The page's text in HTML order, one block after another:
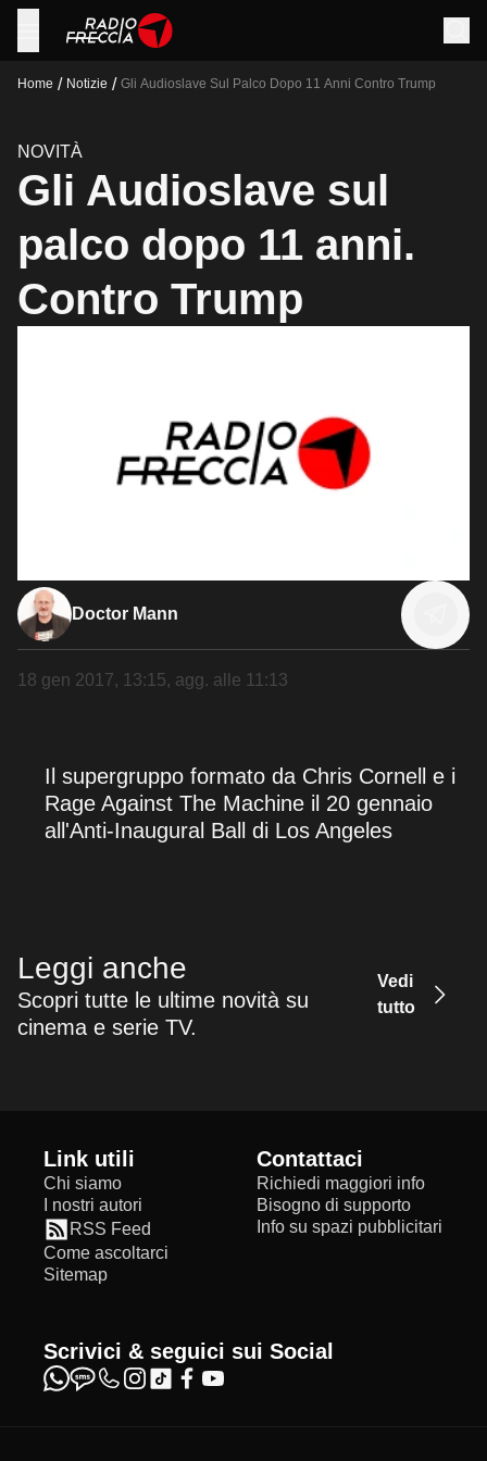
Home / Notizie / Gli Audioslave Sul Palco Dopo 11 Anni Contro Trump
NOVITÀ
Gli Audioslave sul
palco dopo 11 anni.
Contro Trump
Doctor Mann
18 gen 2017, 13:15, agg. alle 11:13
Il supergruppo formato da Chris Cornell e i
Rage Against The Machine il 20 gennaio
all'Anti-Inaugural Ball di Los Angeles
Leggi anche
Scopri tutte le ultime novità su
cinema e serie TV.
Vedi
tutto
Link utili
Chi siamo
I nostri autori
RSS Feed
Come ascoltarci
Sitemap
Contattaci
Richiedi maggiori info
Bisogno di supporto
Info su spazi pubblicitari
Scrivici & seguici sui Social